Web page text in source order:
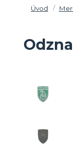
Úvod